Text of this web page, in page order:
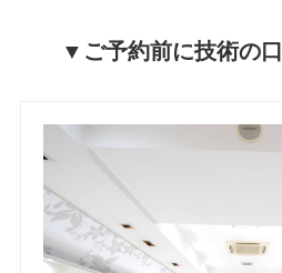
▼ご予約前に技術の